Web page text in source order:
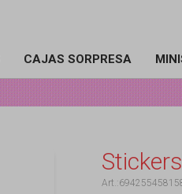
CAJAS SORPRESA